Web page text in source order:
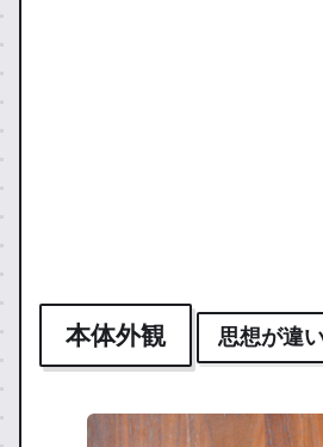
は？
【解説】そもそも中華
実機レビュー。実際に
直な評価・スペック・
本体外観 思想が違